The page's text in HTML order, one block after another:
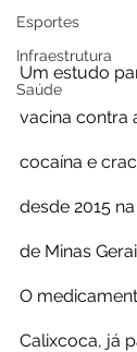
Esportes
Infraestrutura
Saúde
Um estudo
vacina contra
cocaína e
desde 2015
de Minas
O
Calixcoca, já